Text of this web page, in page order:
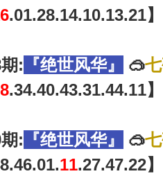
.01.28.14.10.13.21】
: 『绝世风华』 🥽
.34.40.43.31.44.11】
: 『绝世风华』 🥽
11.27.47.22】